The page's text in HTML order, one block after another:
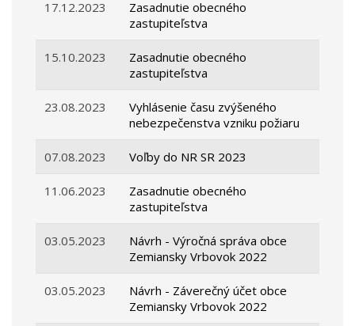
17.12.2023
Zasadnutie obecného
zastupiteľstva
15.10.2023
Zasadnutie obecného
zastupiteľstva
23.08.2023
Vyhlásenie času zvýšeného
nebezpečenstva vzniku požiaru
07.08.2023 Voľby do NR SR 2023
11.06.2023
Zasadnutie obecného
zastupiteľstva
03.05.2023
Návrh - Výročná správa obce
Zemiansky Vrbovok 2022
03.05.2023
Návrh - Záverečný účet obce
Zemiansky Vrbovok 2022